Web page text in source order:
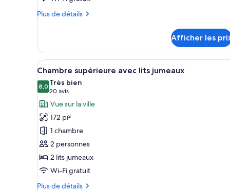
familiale
Plus de détails
Plus
Chambre
familiale
Afficher les
Afficher
toutes
les
photos
pour
ce
type
de
chambre :
Chambre
supérieure
Une chambre d’hôtel avec
9
Chambre supérieure avec lits jumeaux
8,08,0 sur 10
Très bien
20 avis
(20 avis)
Vue sur la ville
172 pi²
1 chambre
2 personnes
2 lits jumeaux
Wi-Fi gratuit
Plus de détails
Plus